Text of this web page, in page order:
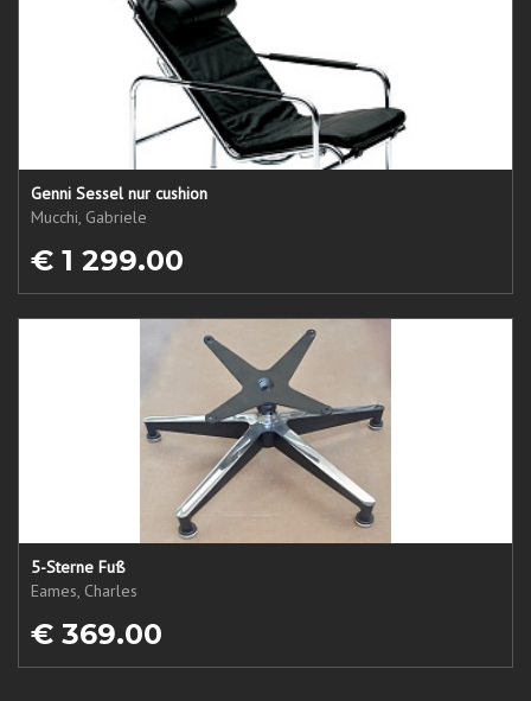
Genni Sessel nur cushion
Mucchi, Gabriele
€ 1 299.00
5-Sterne Fuß
Eames, Charles
€ 369.00